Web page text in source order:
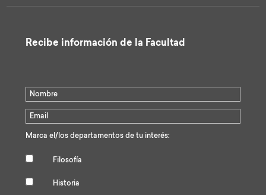
Recibe información de la Facultad
Marca el/los departamentos de tu interés:
Filosofía
Historia